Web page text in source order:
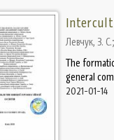
Левчук, З. С.;
The
general
2021-01-14